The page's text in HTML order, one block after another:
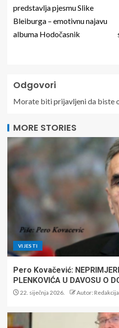
predstavlja pjesmu Slike
Bleiburga – emotivnu najavu
albuma Hodočasnik
Odgovori
Morate bitiprijavljenida biste
MORE STORIES
VIJESTI
Pero Kovačević:
PLENKOVIĆA U DAVOSU O
22. siječnja 2026. Autor: